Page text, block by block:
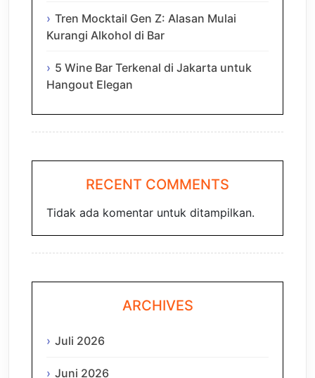
Tren Mocktail Gen Z: Alasan Mulai
Kurangi Alkohol di Bar
5 Wine Bar Terkenal di Jakarta untuk
Hangout Elegan
RECENT COMMENTS
Tidak ada komentar untuk ditampilkan.
ARCHIVES
Juli 2026
Juni 2026